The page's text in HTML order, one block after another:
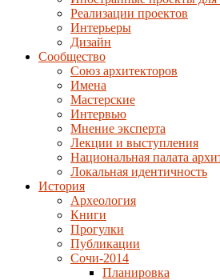
Реализации проектов
Интерьеры
Дизайн
Сообщество
Союз архитекторов
Имена
Мастерские
Интервью
Мнение эксперта
Лекции и выступления
Национальная палата
Локальная идентичность
История
Археология
Книги
Прогулки
Публикации
Сочи-2014
Планировка